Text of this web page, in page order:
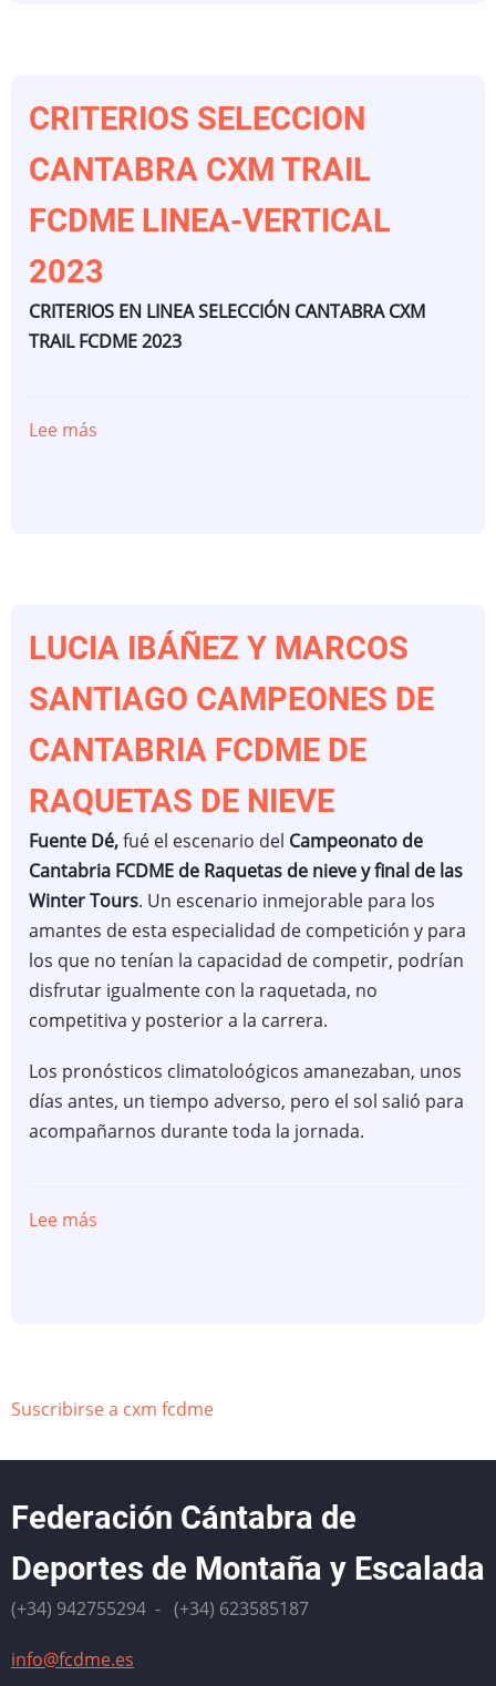
CRITERIOS SELECCION
CANTABRA CXM TRAIL
FCDME LINEA-VERTICAL
2023
CRITERIOS EN LINEA SELECCIÓN CANTABRA CXM
TRAIL FCDME 2023
Lee más
LINEA-
2023
LUCIA IBÁÑEZ Y MARCOS
SANTIAGO CAMPEONES DE
CANTABRIA FCDME DE
RAQUETAS DE NIEVE
Fuente Dé,fué el escenario del Campeonato de
Cantabria FCDME de Raquetas de nieve y final de las
Winter Tours. Un escenario inmejorable para los
amantes de esta especialidad de competición y para
los que no tenían la capacidad de competir, podrían
disfrutar igualmente con la raquetada, no
competitiva y posterior a la carrera.
Los pronósticos climatoloógicos amanezaban, unos
días antes, un tiempo adverso, pero el sol salió para
acompañarnos durante toda la jornada.
Lee más
CAMPEONES
CANTABRIA
DE
DE
NIEVE
Suscribirse a cxm fcdme
Federación Cántabra de
Deportes de Montaña y Escalada
(+34) 942755294 - (+34) 623585187
info@fcdme.es